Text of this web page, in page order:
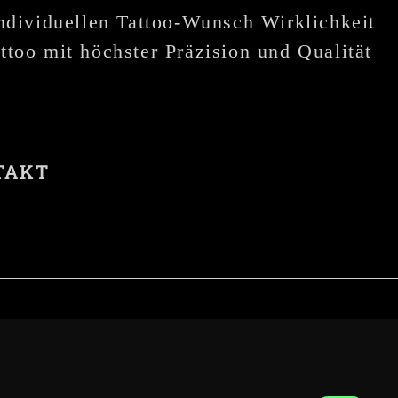
Tattoo-Wunsch Wirklichkeit
mit höchster Präzision und Qualität